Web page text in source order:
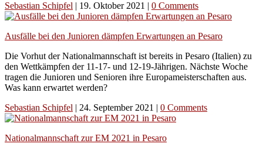
Sebastian Schipfel | 19. Oktober 2021 | 0 Comments
Ausfälle bei den Junioren dämpfen Erwartungen an Pesaro
Die Vorhut der Nationalmannschaft ist bereits in Pesaro (Italien) zu
den Wettkämpfen der 11-17- und 12-19-Jährigen. Nächste Woche
tragen die Junioren und Senioren ihre Europameisterschaften aus.
Was kann erwartet werden?
Sebastian Schipfel | 24. September 2021 | 0 Comments
Nationalmannschaft zur EM 2021 in Pesaro